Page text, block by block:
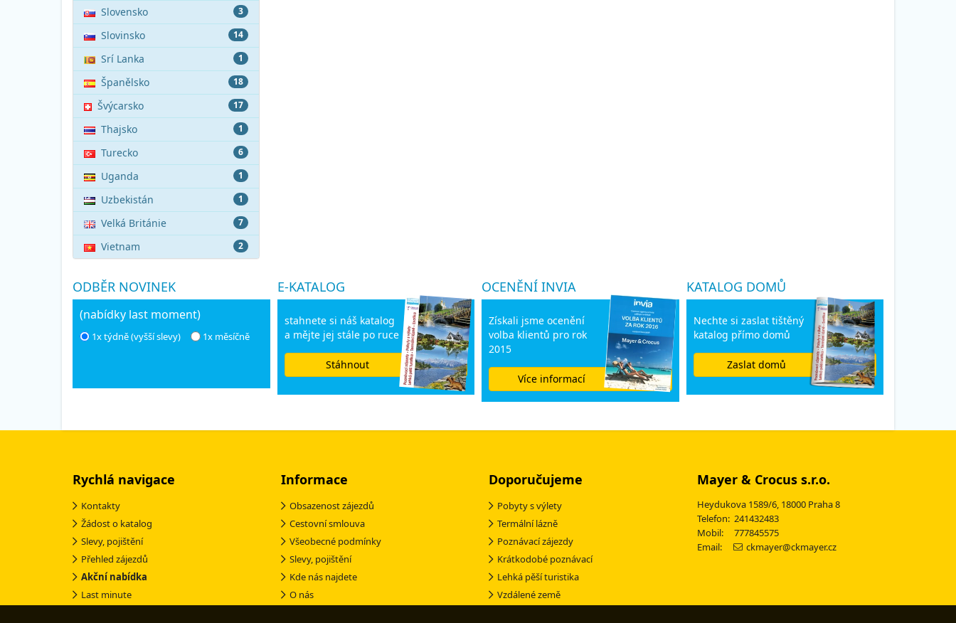
3
Slovensko
14
Slovinsko
1
Srí Lanka
18
Španělsko
17
Švýcarsko
1
Thajsko
6
Turecko
1
Uganda
1
Uzbekistán
7
Velká Británie
2
Vietnam
ODBĚR NOVINEK
(nabídky last moment)
1x týdně (vyšší slevy) 1x měsíčně
E-KATALOG
stahnete si náš katalog
a mějte jej stále po ruce
Stáhnout
OCENĚNÍ INVIA
Získali jsme ocenění
volba klientů pro rok
2015
Více informací
KATALOG DOMŮ
Nechte si zaslat tištěný
katalog přímo domů
Zaslat domů
Rychlá navigace
Kontakty
Žádost o katalog
Slevy, pojištění
Přehled zájezdů
Akční nabídka
Last minute
Informace
Obsazenost zájezdů
Cestovní smlouva
Všeobecné podmínky
Slevy, pojištění
Kde nás najdete
O nás
Doporučujeme
Pobyty s výlety
Termální lázně
Poznávací zájezdy
Krátkodobé poznávací
Lehká pěší turistika
Vzdálené země
Mayer & Crocus s.r.o.
Heydukova 1589/6, 18000 Praha 8
Telefon: 241432483
Mobil: 777845575
Email:
ckmayer@ckmayer.cz